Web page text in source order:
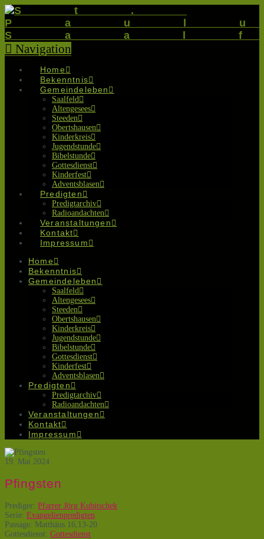
Navigation
Home
Bekenntnis
Gemeindeleben
Saalfeld
Altengesees
Steeden
Obertshausen
Kinderkreis
Jugendstunde
Bibelstunde
Gottesdienst
Kinderfest
Adventsblasen
Predigten
Predigtarchiv
Radioandachten
Veranstaltungen
Kontakt
Impressum
Home
Bekenntnis
Gemeindeleben
Saalfeld
Altengesees
Steeden
Obertshausen
Kinderkreis
Jugendstunde
Bibelstunde
Gottesdienst
Kinderfest
Adventsblasen
Predigten
Predigtarchiv
Radioandachten
Veranstaltungen
Kontakt
Impressum
19. Mai 2024
Pfingsten
Prediger: Pfarrer Jörg Kubitschek
Serie: Evangelienpredigten
Passage: Matthäus 16,13-20
Gottesdienst: Gottesdienst